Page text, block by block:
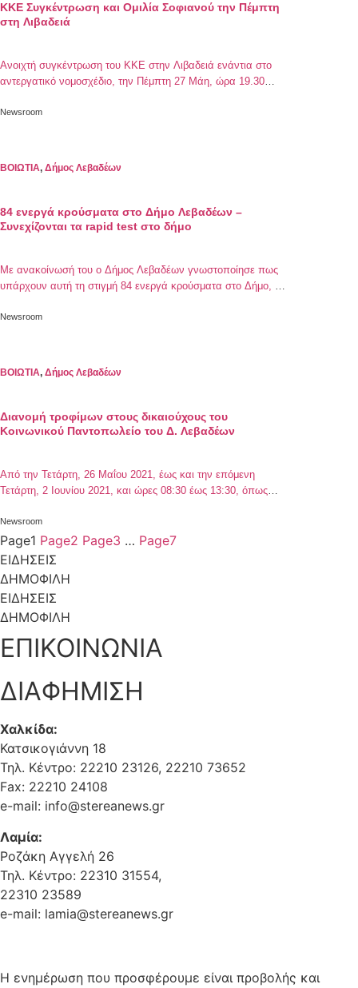
ΚΚΕ Συγκέντρωση και Ομιλία Σοφιανού την Πέμπτη
στη Λιβαδειά
Ανοιχτή συγκέντρωση του ΚΚΕ στην Λιβαδειά ενάντια στο
αντεργατικό νομοσχέδιο, την Πέμπτη 27 Μάη, ώρα 19.30
Σοφιανός, μέλος του ΠΓ της ΚΕ του ΚΚΕ. Το ΚΚΕ απευθύνει
βιοπαλαιστές αυτοαπασχολούμενους και επαγγελματίες […]
Newsroom
ΒΟΙΩΤΙΑ, Δήμος Λεβαδέων
84 ενεργά κρούσματα στο Δήμο Λεβαδέων –
Συνεχίζονται τα rapid test στο δήμο
Με ανακοίνωσή του ο Δήμος Λεβαδέων γνωστοποίησε πως
υπάρχουν αυτή τη στιγμή 84 ενεργά κρούσματα στο Δήμο, εκ
οίκον περιορισμό. Την Δευτέρα, 24 Μαΐου 2021,
Συγκεκριμένα, στην Κοινότητα Μαυρονερίου διενεργήθηκαν
Newsroom
ΒΟΙΩΤΙΑ, Δήμος Λεβαδέων
Διανομή τροφίμων στους δικαιούχους του
Κοινωνικού Παντοπωλείο του Δ. Λεβαδέων
Από την Τετάρτη, 26 Μαΐου 2021, έως και την επόμενη
Τετάρτη, 2 Ιουνίου 2021, και ώρες 08:30 έως 13:30, όπως
πραγματοποιηθεί διανομή τροφίμων σε δικαιούχους του
Κοινωνικού Παντοπωλείου. Η διανομή θα πραγματοποιηθεί
στο Κοινωνικό Παντοπωλείο του Δήμου Λεβαδέων
προσέλευσή […]
Newsroom
Page1 Page2 Page3 … Page7
ΕΙΔΗΣΕΙΣ
ΔΗΜΟΦΙΛΗ
ΕΙΔΗΣΕΙΣ
ΔΗΜΟΦΙΛΗ
ΕΠΙΚΟΙΝΩΝΙΑ
ΔΙΑΦΗΜΙΣΗ
Χαλκίδα:
Κατσικογιάννη 18
Τηλ. Κέντρο: 22210 23126, 22210 73652
Fax: 22210 24108
e-mail: info@stereanews.gr
Λαμία:
Ροζάκη Αγγελή 26
Τηλ. Κέντρο: 22310 31554,
22310 23589
e-mail: lamia@stereanews.gr
Η ενημέρωση που προσφέρουμε είναι προβολής και